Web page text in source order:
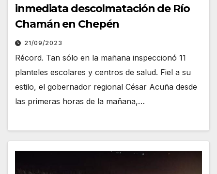
inmediata descolmatación de Río
Chamán en Chepén
21/09/2023
Récord. Tan sólo en la mañana inspeccionó 11
planteles escolares y centros de salud. Fiel a su
estilo, el gobernador regional César Acuña desde
las primeras horas de la mañana,…